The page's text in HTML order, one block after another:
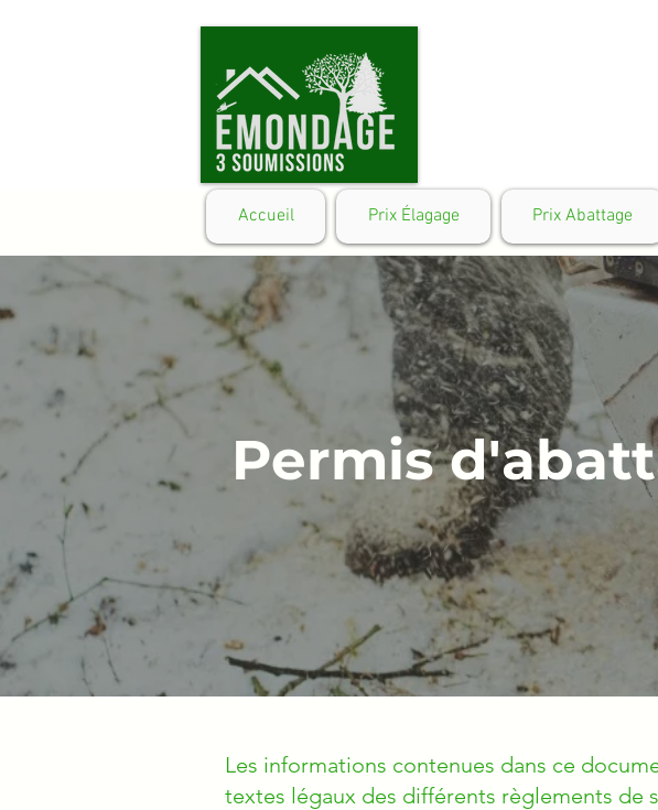
Accueil Prix Élagage Prix Abattage
Permis
Les informations contenues dans ce
textes légaux des différents règlements de